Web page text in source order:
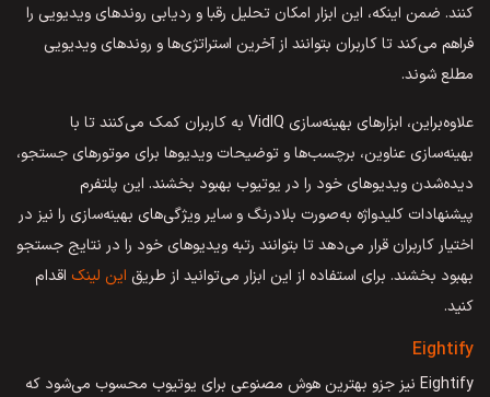
کنند. ضمن اینکه، این ابزار امکان تحلیل رقبا و ردیابی روندهای ویدیویی را
فراهم می‌کند تا کاربران بتوانند از آخرین استراتژی‌ها و روندهای ویدیویی
مطلع شوند.
علاوه‌براین، ابزارهای بهینه‌سازی VidIQ به کاربران کمک می‌کنند تا با
بهینه‌سازی عناوین، برچسب‌ها و توضیحات ویدیوها برای موتورهای جستجو،
دیده‌شدن ویدیوهای خود را در یوتیوب بهبود بخشند. این پلتفرم
پیشنهادات کلیدواژه به‌صورت بلادرنگ و سایر ویژگی‌های بهینه‌سازی را نیز در
اختیار کاربران قرار می‌دهد تا بتوانند رتبه ویدیوهای خود را در نتایج جستجو
بهبود بخشند. برای استفاده از این ابزار می‌توانید از طریق این لینک اقدام
کنید.
Eightify
Eightify نیز جزو بهترین هوش مصنوعی برای یوتیوب محسوب می‌شود که